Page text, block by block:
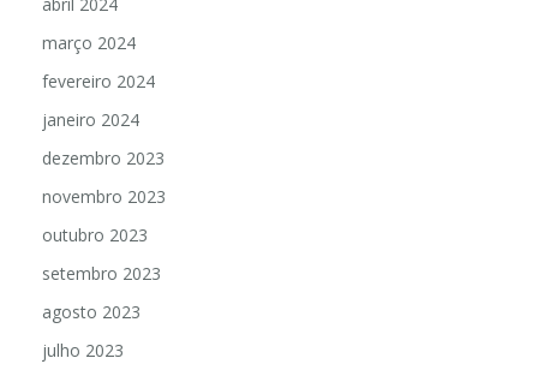
março 2024
fevereiro 2024
janeiro 2024
dezembro 2023
novembro 2023
outubro 2023
setembro 2023
agosto 2023
julho 2023